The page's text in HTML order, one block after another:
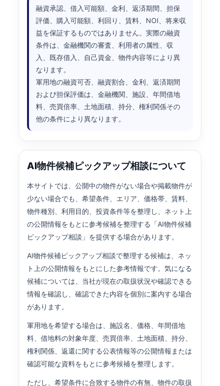
融資承認、借入可能額、金利、返済期間、担保
評価、購入可能額、利回り、賃料、NOI、将来収
益を保証するものではありません。実際の融資
条件は、金融機関の審査、利用者の属性、収
入、既存借入、自己資金、物件内容等により異
なります。
軍用地の融資可否、融資割合、金利、返済期間
および担保評価は、金融機関、施設、年間借地
料、売買倍率、土地面積、持分、権利関係その
他の条件により異なります。
AI物件候補ピックアップ相談について
本サイトでは、公開中の物件がない場合や掲載物件が
少ない場合でも、希望条件、エリア、価格帯、賃料、
物件種別、利用目的、投資条件等を整理し、ネット上
の公開情報をもとに参考候補を整理する「AI物件候補
ピックアップ相談」を提供する場合があります。
AI物件候補ピックアップ相談で整理する候補は、ネッ
ト上の公開情報をもとにした参考情報です。気になる
候補については、当社が現在の取扱状況や確認できる
情報を確認し、確認できた内容を個別に案内する場合
があります。
軍用地を希望する場合は、施設名、価格、年間借地
料、借地料の対象年度、売買倍率、土地面積、持分、
権利関係、返還に関する公表情報等の公開情報または
確認可能な資料をもとに参考候補を整理します。
ただし、希望条件に合致する物件の有無、物件の取扱